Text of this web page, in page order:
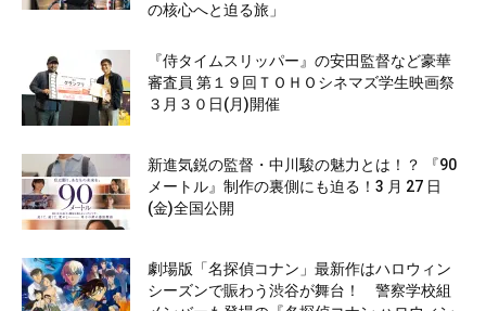
の核心へと迫る旅」
『侍タイムスリッパー』の安田監督など豪華
審査員 第１９回ＴＯＨＯシネマズ学生映画祭
３月３０日(月)開催
新進気鋭の監督・中川駿の魅力とは！？ 『90
メートル』制作の裏側にも迫る！3 月 27 日
(金)全国公開
劇場版「名探偵コナン」最新作はハロウィン
シーズンで賑わう渋谷が舞台！ 警察学校組